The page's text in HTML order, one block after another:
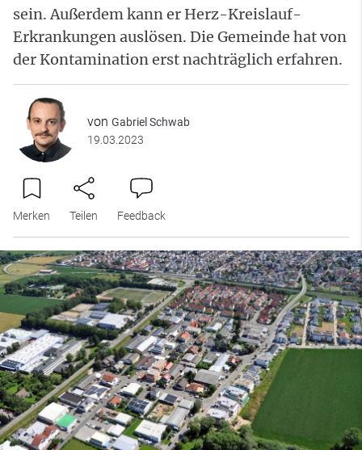
sein. Außerdem kann er Herz-Kreislauf-
Erkrankungen auslösen. Die Gemeinde hat von
der Kontamination erst nachträglich erfahren.
von Gabriel Schwab
19.03.2023
Merken Teilen Feedback